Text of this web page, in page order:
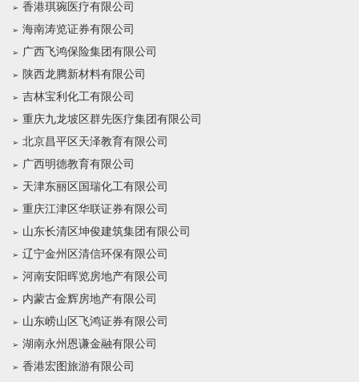
香港琪琬医疗有限公司
海南涛览证券有限公司
广西飞鸿保险集团有限公司
陕西龙腾新材料有限公司
吉林宝利化工有限公司
重庆九龙坡区群先医疗集团有限公司
北京昌平区天泽教育有限公司
广西明德教育有限公司
天津东丽区国瑞化工有限公司
重庆江津区华联证券有限公司
山东长清区坤俊建筑集团有限公司
辽宁金州区清信环保有限公司
河南安阳晖览房地产有限公司
内蒙古金辉房地产有限公司
山东崂山区飞鸿证券有限公司
湖南永州恩谦金融有限公司
香港宏图旅游有限公司